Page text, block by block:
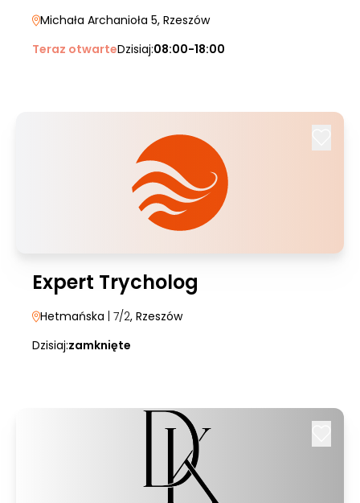
Michała Archanioła 5, Rzeszów
Teraz otwarteDzisiaj:08:00-18:00
Expert Trycholog
Hetmańska | 7/2, Rzeszów
Dzisiaj:zamknięte